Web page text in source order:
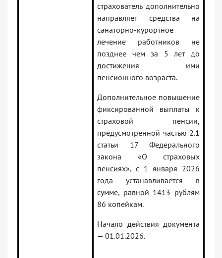
страхователь дополнительно
направляет средства на
санаторно-курортное
лечение работников не
позднее чем за 5 лет до
достижения ими
пенсионного возраста.
Дополнительное повышение
фиксированной выплаты к
страховой пенсии,
предусмотренной частью 2.1
статьи 17 Федерального
закона «О страховых
пенсиях», с 1 января 2026
года устанавливается в
сумме, равной 1413 рублям
86 копейкам.
Начало действия документа
— 01.01.2026.